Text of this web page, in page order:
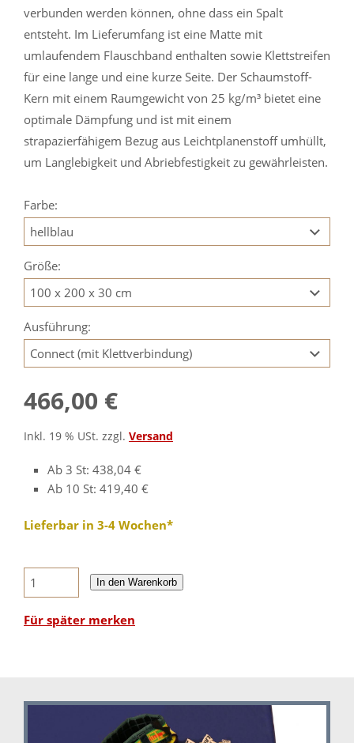
verbunden werden können, ohne dass ein Spalt
entsteht. Im Lieferumfang ist eine Matte mit
umlaufendem Flauschband enthalten sowie Klettstreifen
für eine lange und eine kurze Seite. Der Schaumstoff-
Kern mit einem Raumgewicht von 25 kg/m³ bietet eine
optimale Dämpfung und ist mit einem
strapazierfähigem Bezug aus Leichtplanenstoff umhüllt,
um Langlebigkeit und Abriebfestigkeit zu gewährleisten.
Farbe:
Größe:
Ausführung:
466,00 €
Inkl. 19 % USt. zzgl. Versand
Ab 3 St: 438,04 €
Ab 10 St: 419,40 €
Lieferbar in 3-4 Wochen*
In den Warenkorb
Für später merken